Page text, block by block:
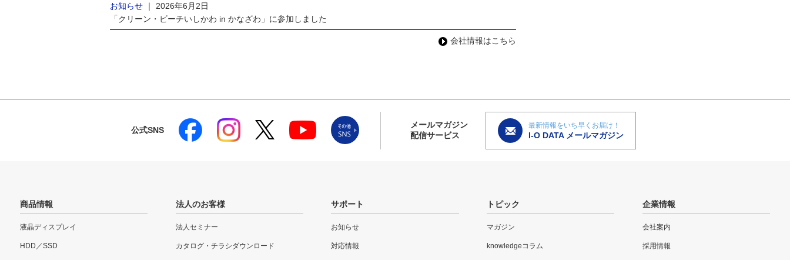
お知らせ ｜
2026年6月2日
「クリーン・ビーチいしかわ in かなざわ」に参加しました
会社情報はこちら
公式SNS
メールマガジン
配信サービス
最新情報をいち早くお届け！
I-O DATA メールマガジン
商品情報
液晶ディスプレイ
HDD／SSD
法人のお客様
法人セミナー
カタログ・チラシダウンロード
サポート
お知らせ
対応情報
トピック
マガジン
knowledgeコラム
企業情報
会社案内
採用情報